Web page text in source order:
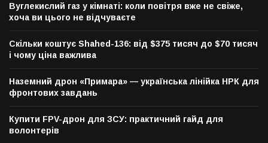
Вуглекислий газ у кімнаті: коли повітря вже не свіже,
хоча ви цього не відчуваєте
Скільки коштує Shahed-136: від $375 тисяч до $70 тисяч
і чому ціна важлива
Наземний дрон «Примара» — українська лінійка НРК для
фронтових завдань
Купити FPV-дрон для ЗСУ: практичний гайд для
волонтерів